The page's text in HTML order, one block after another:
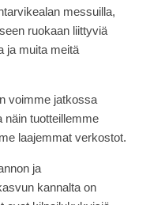
messuilla,
ruokaan liittyviä
ja muita meitä
voimme jatkossa
näin tuotteillemme
laajemmat verkostot.
ja
kannalta on